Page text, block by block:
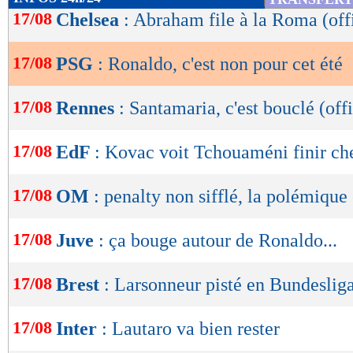
de
OK
17/08 Chelsea : Abraham file à la Roma
17/08 PSG : Ronaldo, c'est non pour cet été
17/08 Rennes : Santamaria, c'est bouclé
17/08 EdF : Kovac voit Tchouaméni finir
17/08 OM : penalty non sifflé, la polémique
17/08 Juve : ça bouge autour de Ronaldo...
17/08 Brest : Larsonneur pisté en
17/08 Inter : Lautaro va bien rester